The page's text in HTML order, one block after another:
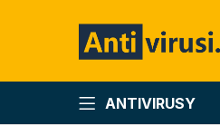
ANTIVIRUSY